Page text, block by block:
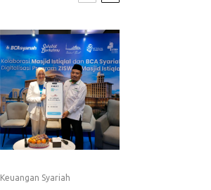
Keuangan Syariah